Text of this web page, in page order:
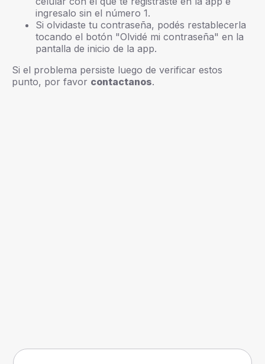
ingresalo sin el número 1.
Si olvidaste tu contraseña, podés restablecerla
tocando el botón "Olvidé mi contraseña" en la
pantalla de inicio de la app.
Si el problema persiste luego de verificar estos
punto, por favor contactanos.